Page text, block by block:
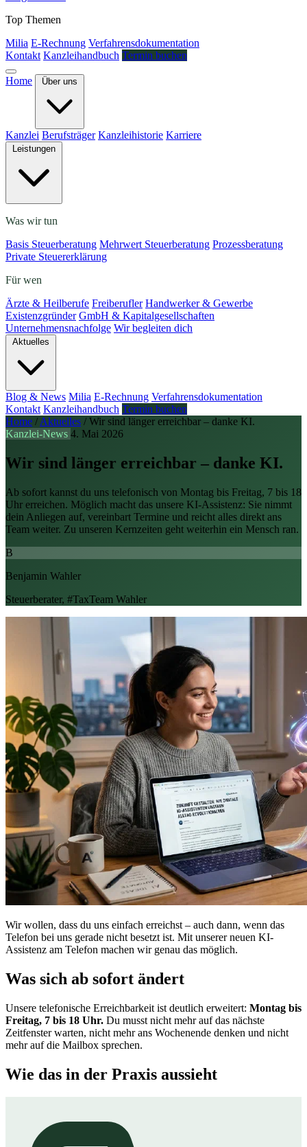
Top Themen
Milia E-Rechnung Verfahrensdokumentation
Kontakt Kanzleihandbuch Termin buchen
Home
Kanzlei Berufsträger Kanzleihistorie Karriere
Was wir tun
Basis Steuerberatung Mehrwert Steuerberatung Prozessberatung
Private Steuererklärung
Für wen
Ärzte & Heilberufe Freiberufler Handwerker & Gewerbe
Existenzgründer GmbH & Kapitalgesellschaften
Unternehmensnachfolge Wir begleiten dich
Blog & News Milia E-Rechnung Verfahrensdokumentation
Kontakt Kanzleihandbuch Termin buchen
Home / Aktuelles / Wir sind länger erreichbar – danke KI.
Kanzlei-News 4. Mai 2026
Wir sind länger erreichbar – danke KI.
Ab sofort kannst du uns telefonisch von Montag bis Freitag, 7 bis 18
Uhr erreichen. Möglich macht das unsere KI-Assistenz: Sie nimmt
dein Anliegen auf, vereinbart Termine und reicht alles direkt ans
Team weiter. Zu unseren Kernzeiten geht weiterhin ein Mensch ran.
B
Benjamin Wahler
Steuerberater, #TaxTeam Wahler
Wir wollen, dass du uns einfach erreichst – auch dann, wenn das
Telefon bei uns gerade nicht besetzt ist. Mit unserer neuen KI-
Assistenz am Telefon machen wir genau das möglich.
Was sich ab sofort ändert
Unsere telefonische Erreichbarkeit ist deutlich erweitert: Montag bis
Freitag, 7 bis 18 Uhr. Du musst nicht mehr auf das nächste
Zeitfenster warten, nicht mehr ans Wochenende denken und nicht
mehr auf die Mailbox sprechen.
Wie das in der Praxis aussieht